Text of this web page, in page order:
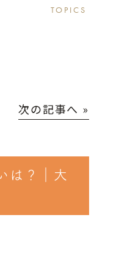
TOPICS
次の記事へ »
は？｜大